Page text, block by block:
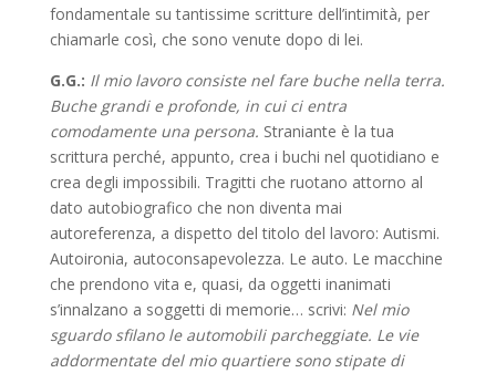
fondamentale su tantissime scritture dell’intimità, per
chiamarle così, che sono venute dopo di lei.
G.G.: Il mio lavoro consiste nel fare buche nella terra.
Buche grandi e profonde, in cui ci entra
comodamente una persona. Straniante è la tua
scrittura perché, appunto, crea i buchi nel quotidiano e
crea degli impossibili. Tragitti che ruotano attorno al
dato autobiografico che non diventa mai
autoreferenza, a dispetto del titolo del lavoro: Autismi.
Autoironia, autoconsapevolezza. Le auto. Le macchine
che prendono vita e, quasi, da oggetti inanimati
s’innalzano a soggetti di memorie… scrivi: Nel mio
sguardo sfilano le automobili parcheggiate. Le vie
addormentate del mio quartiere sono stipate di